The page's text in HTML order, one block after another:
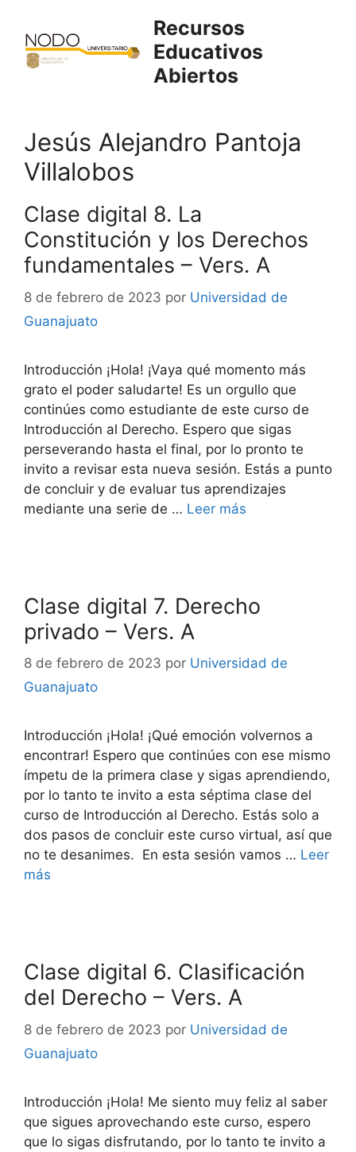
contenido
Recursos
Educativos
Abiertos
Jesús Alejandro Pantoja
Villalobos
Clase digital 8. La
Constitución y los Derechos
fundamentales – Vers. A
8 de febrero de 2023 por Universidad de
Guanajuato
Introducción ¡Hola! ¡Vaya qué momento más
grato el poder saludarte! Es un orgullo que
continúes como estudiante de este curso de
Introducción al Derecho. Espero que sigas
perseverando hasta el final, por lo pronto te
invito a revisar esta nueva sesión. Estás a punto
de concluir y de evaluar tus aprendizajes
mediante una serie de … Leer más
Clase digital 7. Derecho
privado – Vers. A
8 de febrero de 2023 por Universidad de
Guanajuato
Introducción ¡Hola! ¡Qué emoción volvernos a
encontrar! Espero que continúes con ese mismo
ímpetu de la primera clase y sigas aprendiendo,
por lo tanto te invito a esta séptima clase del
curso de Introducción al Derecho. Estás solo a
dos pasos de concluir este curso virtual, así que
no te desanimes. En esta sesión vamos … Leer
más
Clase digital 6. Clasificación
del Derecho – Vers. A
8 de febrero de 2023 por Universidad de
Guanajuato
Introducción ¡Hola! Me siento muy feliz al saber
que sigues aprovechando este curso, espero
que lo sigas disfrutando, por lo tanto te invito a